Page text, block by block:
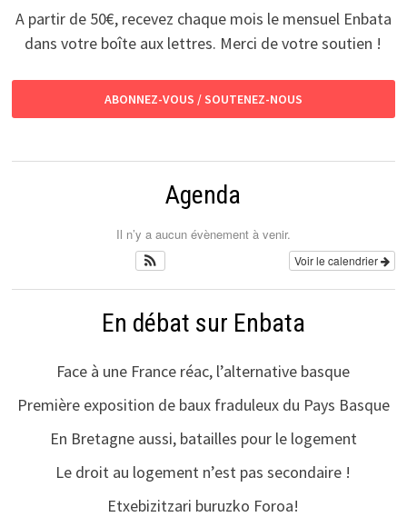
A partir de 50€, recevez chaque mois le mensuel Enbata
dans votre boîte aux lettres. Merci de votre soutien !
ABONNEZ-VOUS / SOUTENEZ-NOUS
Agenda
Il n’y a aucun évènement à venir.
Voir le calendrier
En débat sur Enbata
Face à une France réac, l’alternative basque
Première exposition de baux fraduleux du Pays Basque
En Bretagne aussi, batailles pour le logement
Le droit au logement n’est pas secondaire !
Etxebizitzari buruzko Foroa!